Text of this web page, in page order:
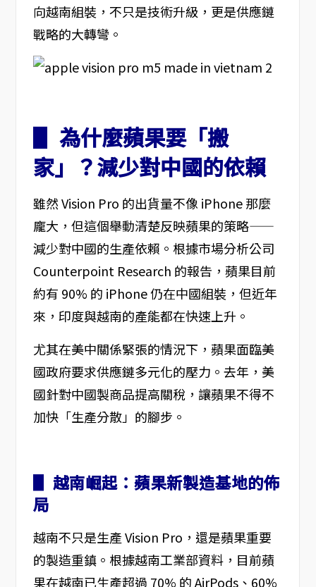
向越南組裝，不只是技術升級，更是供應鏈
戰略的大轉彎。
▋ 為什麼蘋果要「搬
家」？減少對中國的依賴
雖然 Vision Pro 的出貨量不像 iPhone 那麼
龐大，但這個舉動清楚反映蘋果的策略——
減少對中國的生產依賴。根據市場分析公司
Counterpoint Research 的報告，蘋果目前
約有 90% 的 iPhone 仍在中國組裝，但近年
來，印度與越南的產能都在快速上升。
尤其在美中關係緊張的情況下，蘋果面臨美
國政府要求供應鏈多元化的壓力。去年，美
國針對中國製商品提高關稅，讓蘋果不得不
加快「生產分散」的腳步。
▋ 越南崛起：蘋果新製造基地的佈
局
越南不只是生產 Vision Pro，還是蘋果重要
的製造重鎮。根據越南工業部資料，目前蘋
果在越南已生產超過 70% 的 AirPods、60%